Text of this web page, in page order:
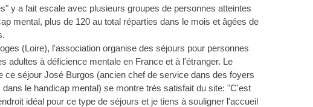
y a fait escale avec plusieurs groupes de personnes atteintes
mental, plus de 120 au total réparties dans le mois et âgées de
(Loire), l'association organise des séjours pour personnes
adultes à déficience mentale en France et à l'étranger. Le
ce séjour José Burgos (ancien chef de service dans des foyers
le handicap mental) se montre très satisfait du site: "C'est
idéal pour ce type de séjours et je tiens à souligner l'accueil